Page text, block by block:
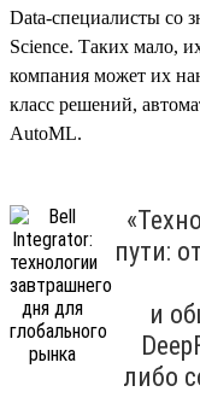
Data-специалисты со
Science. Таких мало,
компания может их
класс решений,
AutoML.
пути:
и
либо